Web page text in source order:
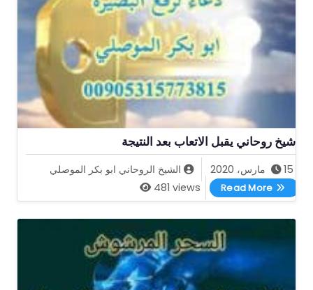
شيخ روحاني يقبل الاتعاب بعد النتيجة
15 مارس، 2020
الشيخ الروحاني ابو بكر الموصلي
481 views
Read More
شيخ روحاني يقبل الاتعاب بعد النتيجة